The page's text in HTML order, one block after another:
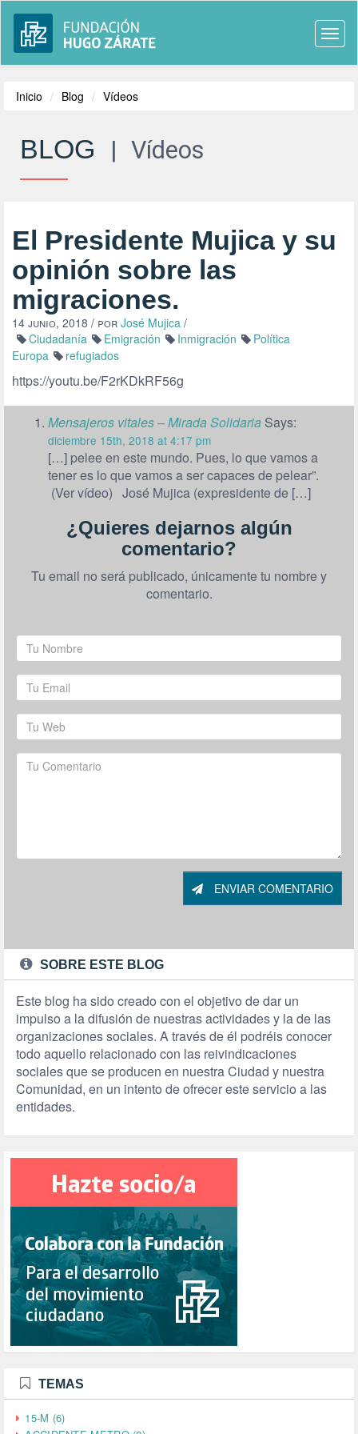
Inicio Blog Vídeos
BLOG | Vídeos
El Presidente Mujica y su
opinión sobre las
migraciones.
14 junio, 2018 / por José Mujica /
Ciudadanía
Emigración Inmigración
Política
Europa
refugiados
https://youtu.be/F2rKDkRF56g
Mensajeros vitales – Mirada Solidaria Says:
diciembre 15th, 2018 at 4:17 pm
[…] pelee en este mundo. Pues, lo que vamos a
tener es lo que vamos a ser capaces de pelear”.
(Ver vídeo) José Mujica (expresidente de […]
¿Quieres dejarnos algún
comentario?
Tu email no será publicado, únicamente tu nombre y
comentario.
ENVIAR COMENTARIO
SOBRE ESTE BLOG
Este blog ha sido creado con el objetivo de dar un
impulso a la difusión de nuestras actividades y la de las
organizaciones sociales. A través de él podréis conocer
todo aquello relacionado con las reivindicaciones
sociales que se producen en nuestra Ciudad y nuestra
Comunidad, en un intento de ofrecer este servicio a las
entidades.
TEMAS
15-M (6)